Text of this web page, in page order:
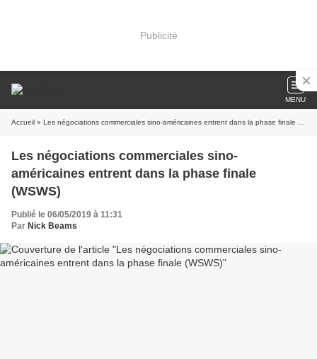
Publicité
MENU
Accueil » Les négociations commerciales sino-américaines entrent dans la phase finale (WSWS)
Les négociations commerciales sino-
américaines entrent dans la phase finale
(WSWS)
Publié le 06/05/2019 à 11:31
Par Nick Beams